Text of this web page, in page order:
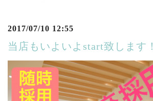
2017/07/10 12:55
当店もいよいよstart致します！